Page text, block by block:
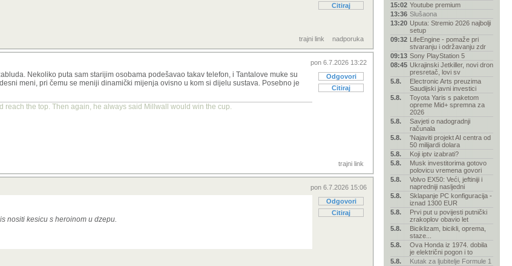
Citiraj
trajni link nadporuka
pon 6.7.2026 13:22
Odgovori
Citiraj
Nekoliko puta sam starijim osobama podešavao takav telefon, i Tantalove muke su
meni, pri čemu se meniji dinamički mijenja ovisno u kom si dijelu sustava. Posebno je
reach the top. Then again, he always said Millwall would win the cup.
trajni link
pon 6.7.2026 15:06
Odgovori
Citiraj
nositi kesicu s heroinom u dzepu.
15:02 Youtube premium
13:36 Slušaona
13:20 Uputa: Stremio 2026 najbolji
setup
09:32 LifeEngine - pomaže pri
stvaranju i održavanju zdr
09:13 Sony PlayStation 5
08:45 Ukrajinski Jetkiller, novi dron
presretač, lovi sv
5.8.
Electronic Arts preuzima
Saudijski javni investici
5.8.
Toyota Yaris s paketom
opreme Mid+ spremna za
2026
5.8.
Savjeti o nadogradnji
računala
5.8.
'Najaviti projekt AI centra od
50 milijardi dolara
5.8.
Koji iptv izabrati?
5.8.
Musk investitorima gotovo
polovicu vremena govori
5.8.
Volvo EX50: Veći, jeftiniji i
napredniji nasljedni
5.8.
Sklapanje PC konfiguracija -
iznad 1300 EUR
5.8.
Prvi put u povijesti putnički
zrakoplov obavio let
5.8.
Biciklizam, bicikli, oprema,
staze...
5.8.
Ova Honda iz 1974. dobila
je električni pogon i to
5.8.
Kutak za ljubitelje Formule 1